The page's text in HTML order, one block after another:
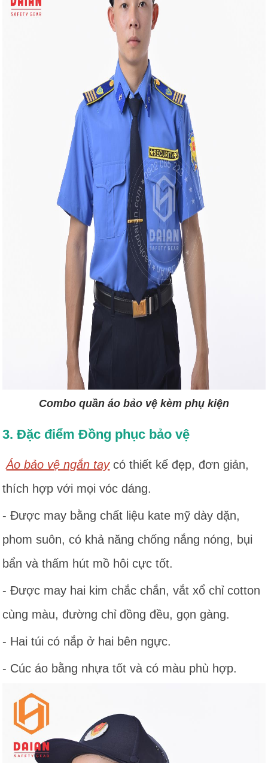
Combo quần áo bảo vệ kèm phụ kiện
3. Đặc điểm Đồng phục bảo vệ
Áo bảo vệ ngắn taycó thiết kế đẹp, đơn giản,
thích hợp với mọi vóc dáng.
- Được may bằng chất liệu kate mỹ dày dặn,
phom suôn, có khả năng chống nắng nóng, bụi
bẩn và thấm hút mồ hôi cực tốt.
- Được may hai kim chắc chắn, vắt xổ chỉ cotton
cùng màu, đường chỉ đồng đều, gọn gàng.
- Hai túi có nắp ở hai bên ngực.
- Cúc áo bằng nhựa tốt và có màu phù hợp.